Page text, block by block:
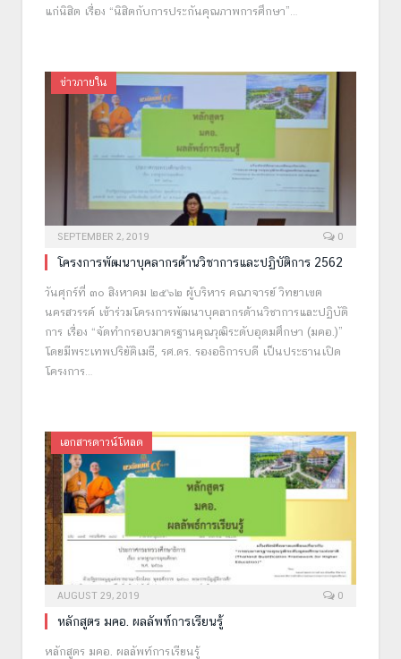
แก่นิสิต เรื่อง “นิสิตกับการประกันคุณภาพการศึกษา”…
ข่าวภายใน
SEPTEMBER 2, 2019 0
โครงการพัฒนาบุคลากรด้านวิชาการและปฏิบัติการ 2562
วันศุกร์ที่ ๓๐ สิงหาคม ๒๕๖๒ ผู้บริหาร คณาจารย์ วิทยาเขต
นครสวรรค์ เข้าร่วมโครงการพัฒนาบุคลากรด้านวิชาการและปฏิบัติ
การ เรื่อง “จัดทำกรอบมาตรฐานคุณวุฒิระดับอุดมศึกษา (มคอ.)”
โดยมีพระเทพปริยัติเมธี, รศ.ดร. รองอธิการบดี เป็นประธานเปิด
โครงการ…
เอกสารดาวน์โหลด
AUGUST 29, 2019 0
หลักสูตร มคอ. ผลลัพท์การเรียนรู้
หลักสูตร มคอ. ผลลัพท์การเรียนรู้